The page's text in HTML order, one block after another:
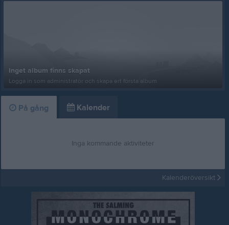
Inget album finns skapat
Logga in som administratör och skapa ert första album
På gång Kalender
Inga kommande aktiviteter
Kalenderöversikt